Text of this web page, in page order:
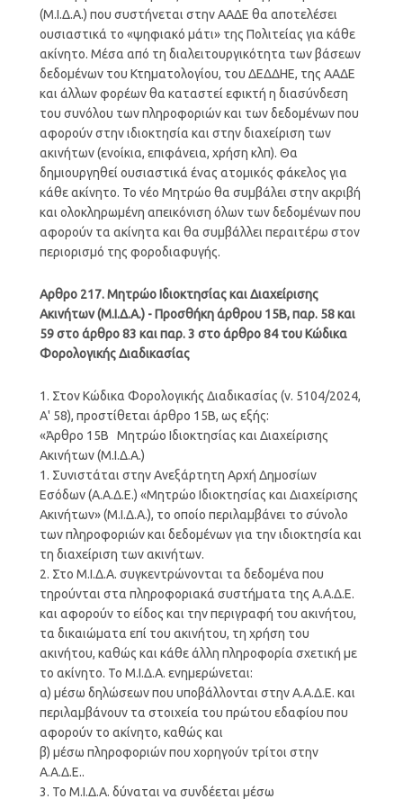
(Μ.Ι.Δ.Α.) που συστήνεται στην ΑΑΔΕ θα αποτελέσει
ουσιαστικά το «ψηφιακό μάτι» της Πολιτείας για κάθε
ακίνητο. Μέσα από τη διαλειτουργικότητα των βάσεων
δεδομένων του Κτηματολογίου, του ΔΕΔΔΗΕ, της ΑΑΔΕ
και άλλων φορέων θα καταστεί εφικτή η διασύνδεση
του συνόλου των πληροφοριών και των δεδομένων που
αφορούν στην ιδιοκτησία και στην διαχείριση των
ακινήτων (ενοίκια, επιφάνεια, χρήση κλπ). Θα
δημιουργηθεί ουσιαστικά ένας ατομικός φάκελος για
κάθε ακίνητο. Το νέο Μητρώο θα συμβάλει στην ακριβή
και ολοκληρωμένη απεικόνιση όλων των δεδομένων που
αφορούν τα ακίνητα και θα συμβάλλει περαιτέρω στον
περιορισμό της φοροδιαφυγής.
Αρθρο 217. Μητρώο Ιδιοκτησίας και Διαχείρισης
Ακινήτων (Μ.Ι.Δ.Α.) - Προσθήκη άρθρου 15Β, παρ. 58 και
59 στο άρθρο 83 και παρ. 3 στο άρθρο 84 του Κώδικα
Φορολογικής Διαδικασίας
1. Στον Κώδικα Φορολογικής Διαδικασίας (ν. 5104/2024,
Α' 58), προστίθεται άρθρο 15Β, ως εξής:
«Άρθρο 15Β Μητρώο Ιδιοκτησίας και Διαχείρισης
Ακινήτων (Μ.Ι.Δ.Α.)
1. Συνιστάται στην Ανεξάρτητη Αρχή Δημοσίων
Εσόδων (Α.Α.Δ.Ε.) «Μητρώο Ιδιοκτησίας και Διαχείρισης
Ακινήτων» (Μ.Ι.Δ.Α.), το οποίο περιλαμβάνει το σύνολο
των πληροφοριών και δεδομένων για την ιδιοκτησία και
τη διαχείριση των ακινήτων.
2. Στο Μ.Ι.Δ.Α. συγκεντρώνονται τα δεδομένα που
τηρούνται στα πληροφοριακά συστήματα της Α.Α.Δ.Ε.
και αφορούν το είδος και την περιγραφή του ακινήτου,
τα δικαιώματα επί του ακινήτου, τη χρήση του
ακινήτου, καθώς και κάθε άλλη πληροφορία σχετική με
το ακίνητο. Το Μ.Ι.Δ.Α. ενημερώνεται:
α) μέσω δηλώσεων που υποβάλλονται στην Α.Α.Δ.Ε. και
περιλαμβάνουν τα στοιχεία του πρώτου εδαφίου που
αφορούν το ακίνητο, καθώς και
β) μέσω πληροφοριών που χορηγούν τρίτοι στην
Α.Α.Δ.Ε..
3. Το Μ.Ι.Δ.Α. δύναται να συνδέεται μέσω